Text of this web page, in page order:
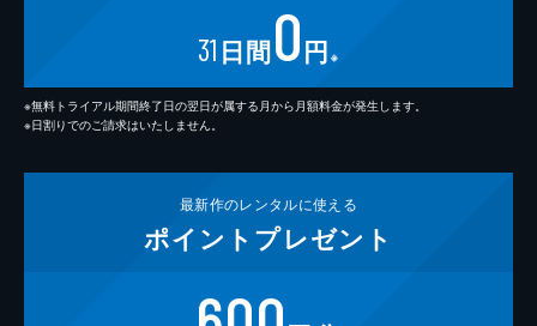
31 日間0円 ※
※無料トライアル期間終了日の翌日が属する月から月額料金が発生します。
※日割りでのご請求はいたしません。
最新作のレンタルに使える
ポイント プレゼント